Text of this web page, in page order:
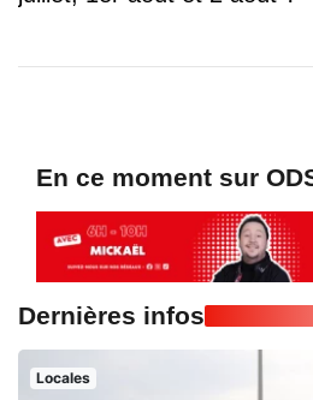
En ce moment sur
Dernières infos
Locales